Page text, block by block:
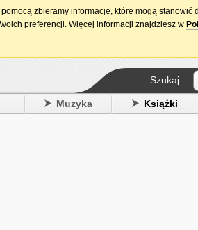
15. urodziny
Szukaj:
Muzyka Książki
zbieramy informacje, które mogą
preferencji. Więcej informacji znajdziesz w